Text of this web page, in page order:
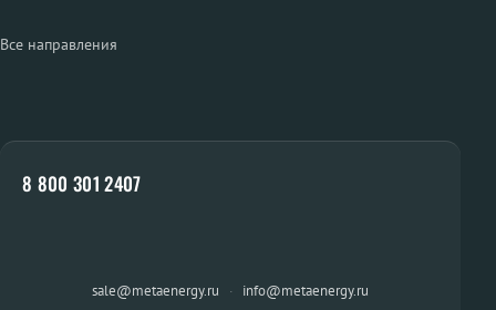
Все направления
8 800 301 2407
sale@metaenergy.ru · info@metaenergy.ru